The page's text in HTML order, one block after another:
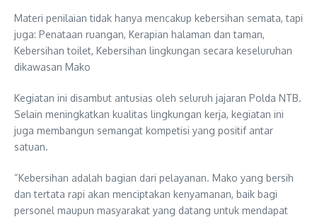
Materi penilaian tidak hanya mencakup kebersihan semata, tapi
juga: Penataan ruangan, Kerapian halaman dan taman,
Kebersihan toilet, Kebersihan lingkungan secara keseluruhan
dikawasan Mako
Kegiatan ini disambut antusias oleh seluruh jajaran Polda NTB.
Selain meningkatkan kualitas lingkungan kerja, kegiatan ini
juga membangun semangat kompetisi yang positif antar
satuan.
“Kebersihan adalah bagian dari pelayanan. Mako yang bersih
dan tertata rapi akan menciptakan kenyamanan, baik bagi
personel maupun masyarakat yang datang untuk mendapat